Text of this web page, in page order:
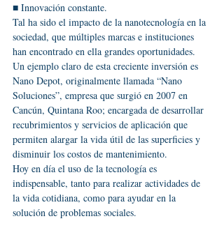
■ Innovación constante.
Tal ha sido el impacto de la nanotecnología en la
sociedad, que múltiples marcas e instituciones
han encontrado en ella grandes oportunidades.
Un ejemplo claro de esta creciente inversión es
Nano Depot, originalmente llamada “Nano
Soluciones”, empresa que surgió en 2007 en
Cancún, Quintana Roo; encargada de desarrollar
recubrimientos y servicios de aplicación que
permiten alargar la vida útil de las superficies y
disminuir los costos de mantenimiento.
Hoy en día el uso de la tecnología es
indispensable, tanto para realizar actividades de
la vida cotidiana, como para ayudar en la
solución de problemas sociales.